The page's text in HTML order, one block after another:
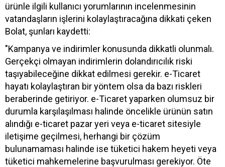
ürünle ilgili kullanıcı yorumlarının incelenmesinin
vatandaşların işlerini kolaylaştıracağına dikkati çeken
Bolat, şunları kaydetti:
"Kampanya ve indirimler konusunda dikkatli olunmalı.
Gerçekçi olmayan indirimlerin dolandırıcılık riski
taşıyabileceğine dikkat edilmesi gerekir. e-Ticaret
hayatı kolaylaştıran bir yöntem olsa da bazı riskleri
beraberinde getiriyor. e-Ticaret yaparken olumsuz bir
durumla karşılaşılması halinde öncelikle ürünün satın
alındığı e-ticaret pazar yeri veya e-ticaret sitesiyle
iletişime geçilmesi, herhangi bir çözüm
bulunamaması halinde ise tüketici hakem heyeti veya
tüketici mahkemelerine başvurulması gerekiyor. Öte